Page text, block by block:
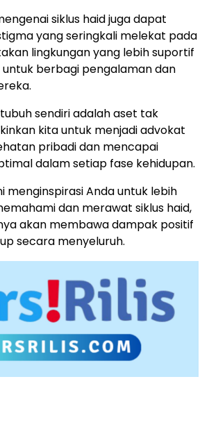
siklus haid juga dapat
yang seringkali melekat pada
lingkungan yang lebih suportif
berbagi pengalaman dan
sendiri adalah aset tak
kita untuk menjadi advokat
pribadi dan mencapai
dalam setiap fase kehidupan.
menginspirasi Anda untuk lebih
dan merawat siklus haid,
akan membawa dampak positif
secara menyeluruh.